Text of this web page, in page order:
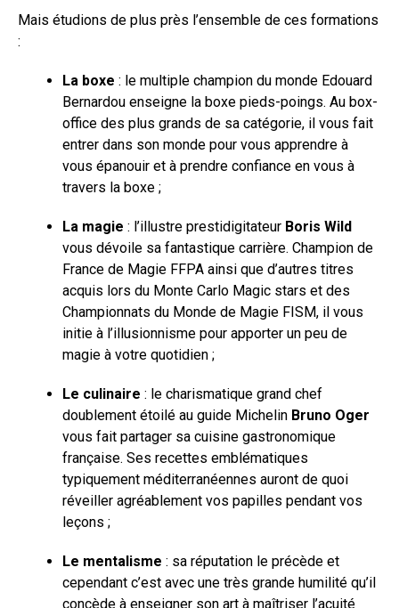
Mais étudions de plus près l’ensemble de ces formations
:
La boxe : le multiple champion du monde Edouard
Bernardou enseigne la boxe pieds-poings. Au box-
office des plus grands de sa catégorie, il vous fait
entrer dans son monde pour vous apprendre à
vous épanouir et à prendre confiance en vous à
travers la boxe ;
La magie : l’illustre prestidigitateur Boris Wild
vous dévoile sa fantastique carrière. Champion de
France de Magie FFPA ainsi que d’autres titres
acquis lors du Monte Carlo Magic stars et des
Championnats du Monde de Magie FISM, il vous
initie à l’illusionnisme pour apporter un peu de
magie à votre quotidien ;
Le culinaire : le charismatique grand chef
doublement étoilé au guide Michelin Bruno Oger
vous fait partager sa cuisine gastronomique
française. Ses recettes emblématiques
typiquement méditerranéennes auront de quoi
réveiller agréablement vos papilles pendant vos
leçons ;
Le mentalisme : sa réputation le précède et
cependant c’est avec une très grande humilité qu’il
concède à enseigner son art à maîtriser l’acuité